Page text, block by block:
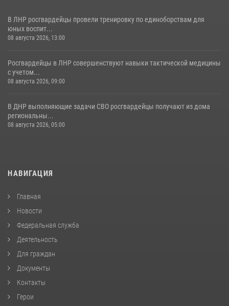
В ЛНР росгвардейцы провели тренировку по единоборствам для
юных воспит...
08 августа 2026, 13:00
Росгвардейцы в ЛНР совершенствуют навыки тактической медицины
с учетом...
08 августа 2026, 09:00
В ДНР выполняющие задачи СВО росгвардейцы получают из дома
региональны...
08 августа 2026, 05:00
НАВИГАЦИЯ
Главная
Новости
Федеральная служба
Деятельность
Для граждан
Документы
Контакты
Герои